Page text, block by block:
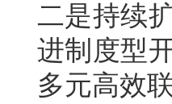
二是持续
进制度型
多元高效